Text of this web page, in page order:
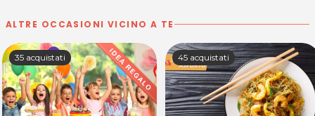
ALTRE OCCASIONI VICINO A TE
35 acquistati 45 acquistati